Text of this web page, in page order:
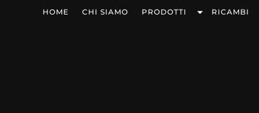
HOME CHI SIAMO PRODOTTI RICAMBI